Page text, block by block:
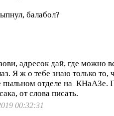
балабол?
адресок дай, где можно
Я ж о тебе знаю только то,
пыльном отделе на КНаАЗе.
от слова писать.
00:32:31